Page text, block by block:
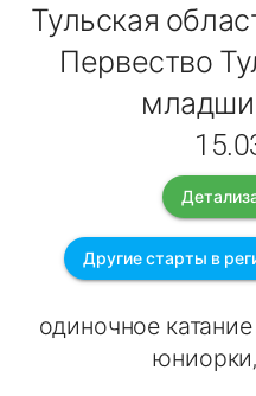
Тульская
Первество
Другие старты в
одиночное